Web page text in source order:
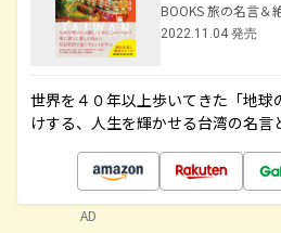
BOOKS 旅の名言＆
2022.11.04 発売
世界を４０年以上歩いてきた「地球
けする、人生を輝かせる台湾の名言
AD